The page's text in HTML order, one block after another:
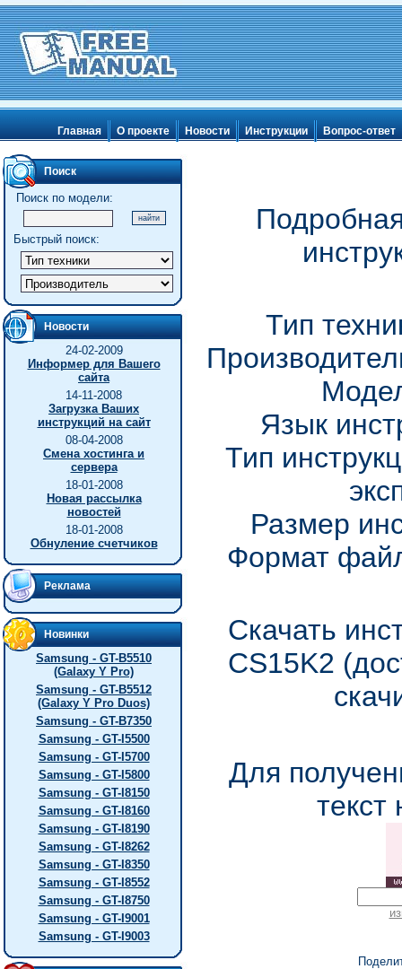
Главная О проекте Новости Инструкции Вопрос-ответ
Поиск
Поиск по модели:
Быстрый поиск:
Новости
24-02-2009
Информер для Вашего
сайта
14-11-2008
Загрузка Ваших
инструкций на сайт
08-04-2008
Смена хостинга и
сервера
18-01-2008
Новая рассылка
новостей
18-01-2008
Обнуление счетчиков
Реклама
Новинки
Samsung - GT-B5510
(Galaxy Y Pro)
Samsung - GT-B5512
(Galaxy Y Pro Duos)
Samsung - GT-B7350
Samsung - GT-I5500
Samsung - GT-I5700
Samsung - GT-I5800
Samsung - GT-I8150
Samsung - GT-I8160
Samsung - GT-I8190
Samsung - GT-I8262
Samsung - GT-I8350
Samsung - GT-I8552
Samsung - GT-I8750
Samsung - GT-I9001
Samsung - GT-I9003
Тип
Язык
Тип
Размер
Формат
Скачать
CS15K2
Для
текст